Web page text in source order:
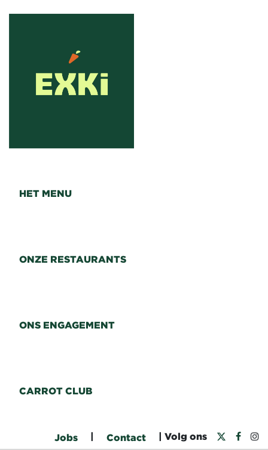
HET MENU
ONZE RESTAURANTS
ONS ENGAGEMENT
CARROT CLUB
Jobs Contact | Volg ons